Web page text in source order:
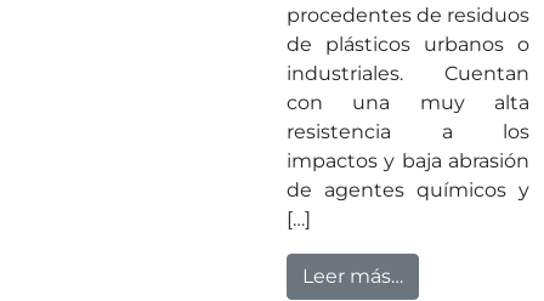
procedentes de residuos
de plásticos urbanos o
industriales. Cuentan
con una muy alta
resistencia a los
impactos y baja abrasión
de agentes químicos y
[…]
Leer más…